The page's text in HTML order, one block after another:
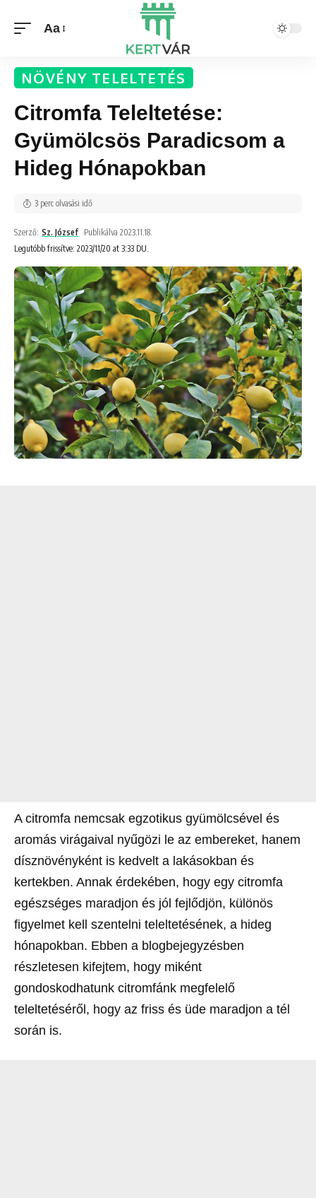
Aa
NÖVÉNY TELELTETÉS
Citromfa Teleltetése:
Gyümölcsös Paradicsom a
Hideg Hónapokban
Legutóbb frissítve: 2023/11/20 at 3:33 DU.
Szerző: Sz. József Publikálva 2023.11.18.
3 perc olvasási idő
A citromfa nemcsak egzotikus gyümölcsével és
aromás virágaival nyűgözi le az embereket, hanem
dísznövényként is kedvelt a lakásokban és
kertekben. Annak érdekében, hogy egy citromfa
egészséges maradjon és jól fejlődjön, különös
figyelmet kell szentelni teleltetésének, a hideg
hónapokban. Ebben a blogbejegyzésben
részletesen kifejtem, hogy miként
gondoskodhatunk citromfánk megfelelő
teleltetéséről, hogy az friss és üde maradjon a tél
során is.